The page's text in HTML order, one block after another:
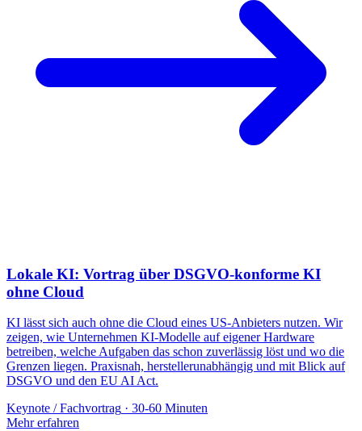
Lokale KI: Vortrag über DSGVO-konforme KI
ohne Cloud
KI lässt sich auch ohne die Cloud eines US-Anbieters nutzen. Wir
zeigen, wie Unternehmen KI-Modelle auf eigener Hardware
betreiben, welche Aufgaben das schon zuverlässig löst und wo die
Grenzen liegen. Praxisnah, herstellerunabhängig und mit Blick auf
DSGVO und den EU AI Act.
Keynote / Fachvortrag · 30-60 Minuten
Mehr erfahren